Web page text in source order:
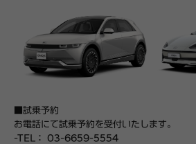
■試乗予約
お電話にて試乗予約を受付いたします。
-TEL： 03-6659-5554